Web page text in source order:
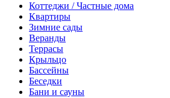
Коттеджи / Частные дома
Квартиры
Зимние сады
Веранды
Террасы
Крыльцо
Бассейны
Беседки
Бани и сауны